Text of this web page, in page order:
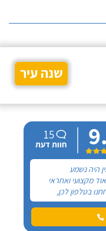
שנה עיר
15
חוות דעת
היה נשמע
מקצועי ואחראי
בטלפון לכן,
אותו להחלפת דוד
בבניין בו אני
אכן נתן שירות